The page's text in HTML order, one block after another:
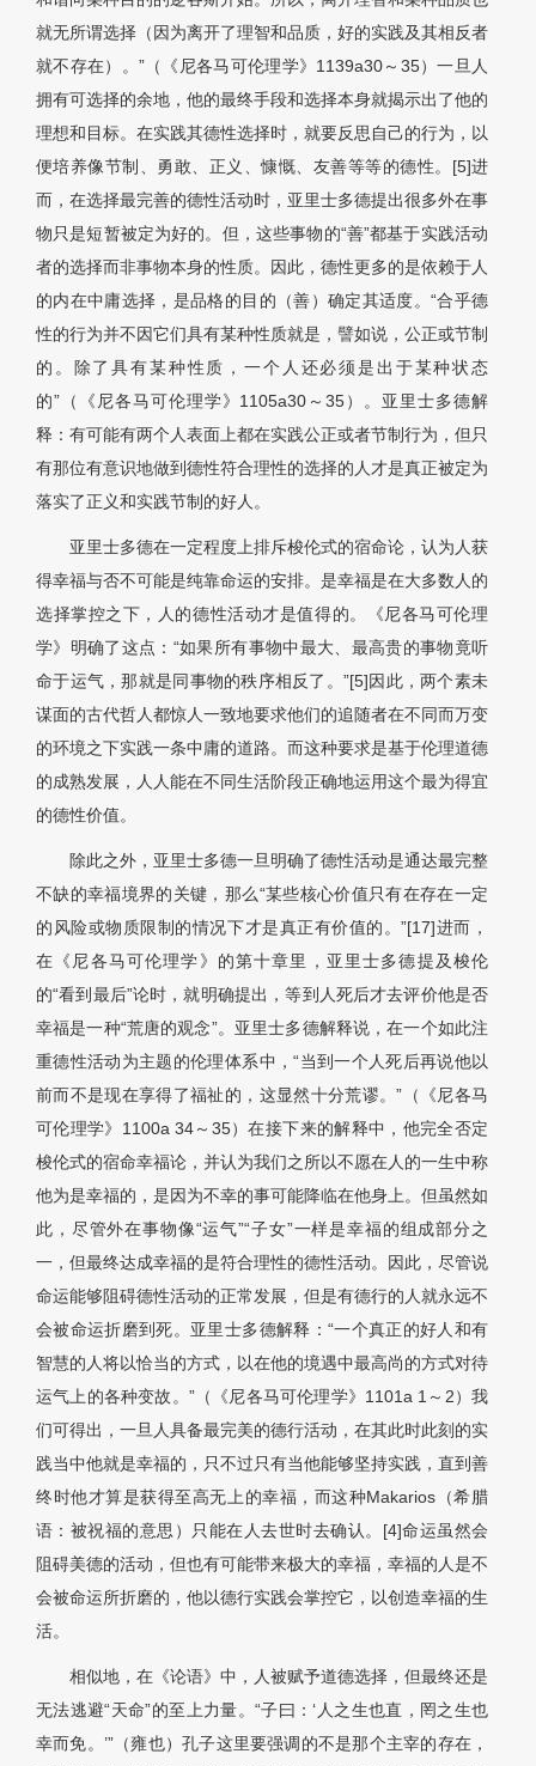
就无所谓选择（因为离开了理智和品质，好的实践及其相反者
就不存在）。”（《尼各马可伦理学》1139a30～35）一旦人
拥有可选择的余地，他的最终手段和选择本身就揭示出了他的
理想和目标。在实践其德性选择时，就要反思自己的行为，以
便培养像节制、勇敢、正义、慷慨、友善等等的德性。[5]进
而，在选择最完善的德性活动时，亚里士多德提出很多外在事
物只是短暂被定为好的。但，这些事物的“善”都基于实践活动
者的选择而非事物本身的性质。因此，德性更多的是依赖于人
的内在中庸选择，是品格的目的（善）确定其适度。“合乎德
性的行为并不因它们具有某种性质就是，譬如说，公正或节制
的。除了具有某种性质，一个人还必须是出于某种状态
的”（《尼各马可伦理学》1105a30～35）。亚里士多德解
释：有可能有两个人表面上都在实践公正或者节制行为，但只
有那位有意识地做到德性符合理性的选择的人才是真正被定为
落实了正义和实践节制的好人。
亚里士多德在一定程度上排斥梭伦式的宿命论，认为人获
得幸福与否不可能是纯靠命运的安排。是幸福是在大多数人的
选择掌控之下，人的德性活动才是值得的。《尼各马可伦理
学》明确了这点：“如果所有事物中最大、最高贵的事物竟听
命于运气，那就是同事物的秩序相反了。”[5]因此，两个素未
谋面的古代哲人都惊人一致地要求他们的追随者在不同而万变
的环境之下实践一条中庸的道路。而这种要求是基于伦理道德
的成熟发展，人人能在不同生活阶段正确地运用这个最为得宜
的德性价值。
除此之外，亚里士多德一旦明确了德性活动是通达最完整
不缺的幸福境界的关键，那么“某些核心价值只有在存在一定
的风险或物质限制的情况下才是真正有价值的。”[17]进而，
在《尼各马可伦理学》的第十章里，亚里士多德提及梭伦
的“看到最后”论时，就明确提出，等到人死后才去评价他是否
幸福是一种“荒唐的观念”。亚里士多德解释说，在一个如此注
重德性活动为主题的伦理体系中，“当到一个人死后再说他以
前而不是现在享得了福祉的，这显然十分荒谬。”（《尼各马
可伦理学》1100a 34～35）在接下来的解释中，他完全否定
梭伦式的宿命幸福论，并认为我们之所以不愿在人的一生中称
他为是幸福的，是因为不幸的事可能降临在他身上。但虽然如
此，尽管外在事物像“运气”“子女”一样是幸福的组成部分之
一，但最终达成幸福的是符合理性的德性活动。因此，尽管说
命运能够阻碍德性活动的正常发展，但是有德行的人就永远不
会被命运折磨到死。亚里士多德解释：“一个真正的好人和有
智慧的人将以恰当的方式，以在他的境遇中最高尚的方式对待
运气上的各种变故。”（《尼各马可伦理学》1101a 1～2）我
们可得出，一旦人具备最完美的德行活动，在其此时此刻的实
践当中他就是幸福的，只不过只有当他能够坚持实践，直到善
终时他才算是获得至高无上的幸福，而这种Makarios（希腊
语：被祝福的意思）只能在人去世时去确认。[4]命运虽然会
阻碍美德的活动，但也有可能带来极大的幸福，幸福的人是不
会被命运所折磨的，他以德行实践会掌控它，以创造幸福的生
活。
相似地，在《论语》中，人被赋予道德选择，但最终还是
无法逃避“天命”的至上力量。“子曰：‘人之生也直，罔之生也
幸而免。’”（雍也）孔子这里要强调的不是那个主宰的存在，